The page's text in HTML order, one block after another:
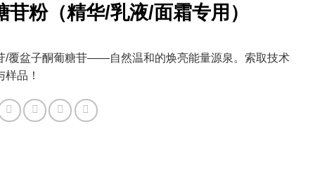
苷粉（精华/乳液/面霜专用）
/覆盆子酮葡糖苷——自然温和的焕亮能量源泉。索取技术
样品！